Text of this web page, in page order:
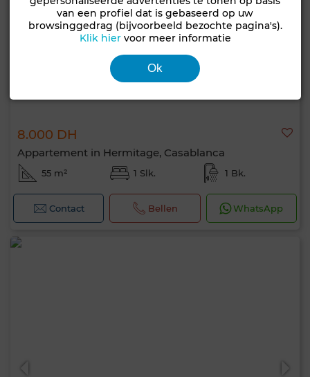
8.000 DH
Appartement in Hermitage, Casablanca
55 m² 1 Slk. 1 Bk.
Contact Bellen WhatsApp
van een profiel dat is gebaseerd op uw
browsinggedrag (bijvoorbeeld bezochte pagina's).
Klik hiervoor meer informatie
Ok